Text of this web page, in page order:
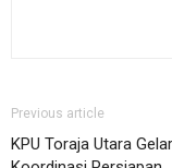
Previous article
KPU Toraja Utara